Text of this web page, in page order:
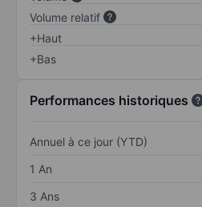
Volume relatif
+Haut
+Bas
Performances historiques
Annuel à ce jour (YTD)
1 An
3 Ans